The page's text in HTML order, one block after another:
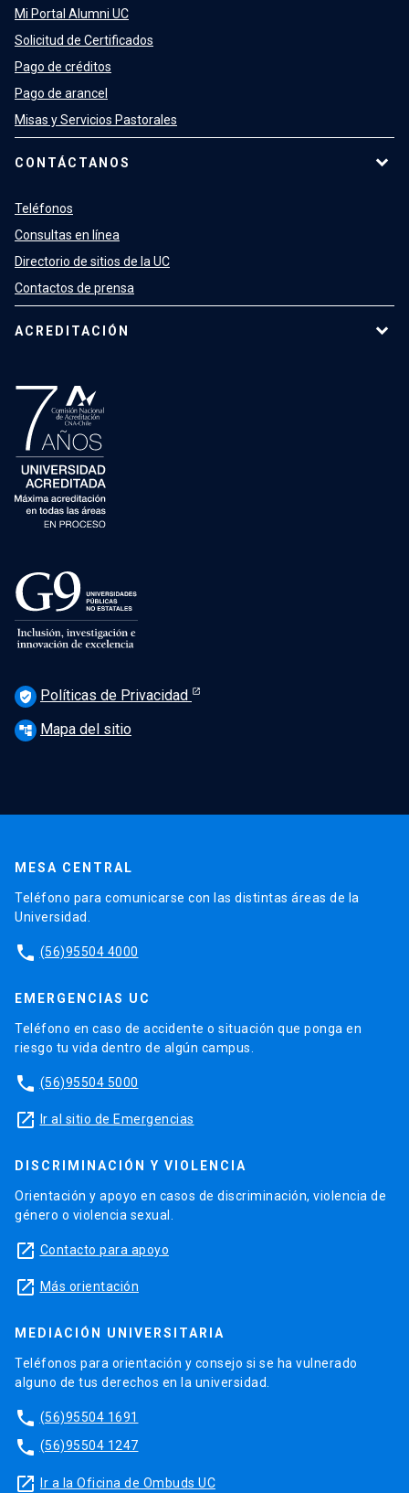
Mi Portal Alumni UC
Solicitud de Certificados
Pago de créditos
Pago de arancel
Misas y Servicios Pastorales
CONTÁCTANOS
Teléfonos
Consultas en línea
Directorio de sitios de la UC
Contactos de prensa
ACREDITACIÓN
verified_user Políticas de Privacidad
account_tree Mapa del sitio
MESA CENTRAL
Teléfono para comunicarse con las distintas áreas de la
Universidad.
phone (56)95504 4000
EMERGENCIAS UC
Teléfono en caso de accidente o situación que ponga en
riesgo tu vida dentro de algún campus.
phone (56)95504 5000
launch Ir al sitio de Emergencias
DISCRIMINACIÓN Y VIOLENCIA
Orientación y apoyo en casos de discriminación, violencia de
género o violencia sexual.
launch Contacto para apoyo
launch Más orientación
MEDIACIÓN UNIVERSITARIA
Teléfonos para orientación y consejo si se ha vulnerado
alguno de tus derechos en la universidad.
phone (56)95504 1691
phone (56)95504 1247
launch Ir a la Oficina de Ombuds UC